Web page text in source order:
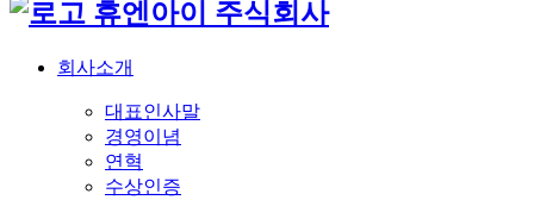
휴엔아이 주식회사
회사소개
대표인사말
경영이념
연혁
수상인증